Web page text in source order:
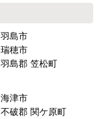
羽島市
瑞穂市
羽島郡 笠松町
海津市
不破郡 関ケ原町